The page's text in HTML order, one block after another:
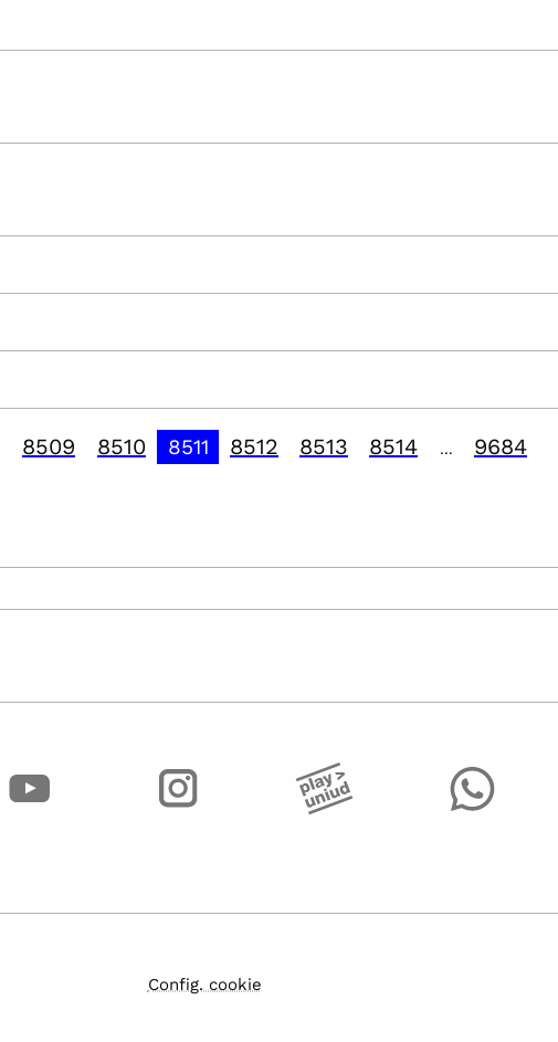
8509 8510 8511 8512 8513 8514 9684
Config. cookie